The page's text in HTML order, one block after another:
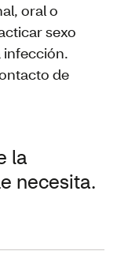
oral o
sexo
infección.
de
la
necesita.